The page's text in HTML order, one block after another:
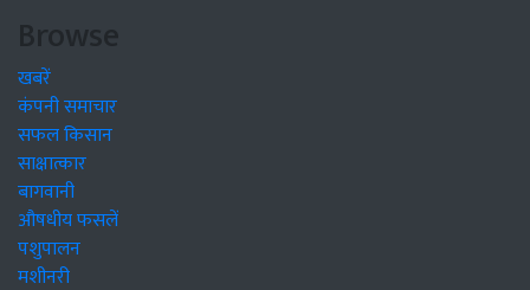
Browse
खबरें
कंपनी समाचार
सफल किसान
साक्षात्कार
बागवानी
औषधीय फसलें
पशुपालन
मशीनरी